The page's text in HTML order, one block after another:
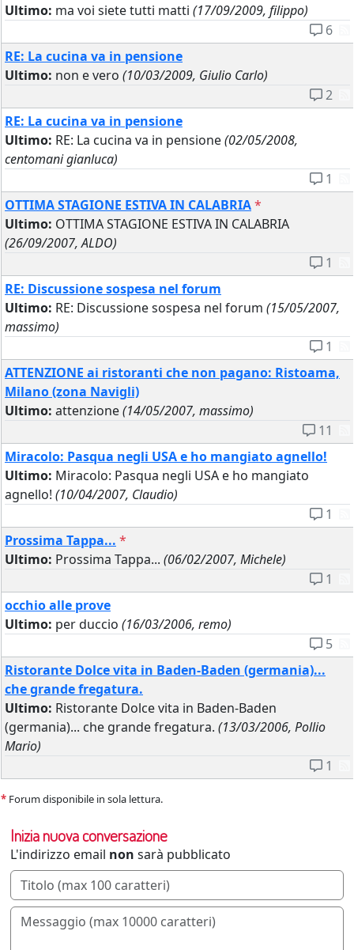
Ultimo: ma voi siete tutti matti (17/09/2009, filippo)
6
RE: La cucina va in pensione
Ultimo: non e vero (10/03/2009, Giulio Carlo)
2
RE: La cucina va in pensione
Ultimo: RE: La cucina va in pensione(02/05/2008,
centomani gianluca)
1
OTTIMA STAGIONE ESTIVA IN CALABRIA*
Ultimo: OTTIMA STAGIONE ESTIVA IN CALABRIA
(26/09/2007, ALDO)
1
RE: Discussione sospesa nel forum
Ultimo: RE: Discussione sospesa nel forum (15/05/2007,
massimo)
1
ATTENZIONE ai ristoranti che non pagano: Ristoama,
Milano (zona Navigli)
Ultimo: attenzione(14/05/2007, massimo)
11
Miracolo: Pasqua negli USA e ho mangiato agnello!
Ultimo: Miracolo: Pasqua negli USA e ho mangiato
agnello! (10/04/2007, Claudio)
1
Prossima Tappa... *
Ultimo: Prossima Tappa... (06/02/2007, Michele)
1
occhio alle prove
Ultimo: per duccio (16/03/2006, remo)
5
Ristorante Dolce vita in Baden-Baden (germania)...
che grande fregatura.
Ultimo: Ristorante Dolce vita in Baden-Baden
(germania)... che grande fregatura. (13/03/2006, Pollio
Mario)
1
* Forum disponibile in sola lettura.
Inizia nuova conversazione
L'indirizzo email non sarà pubblicato